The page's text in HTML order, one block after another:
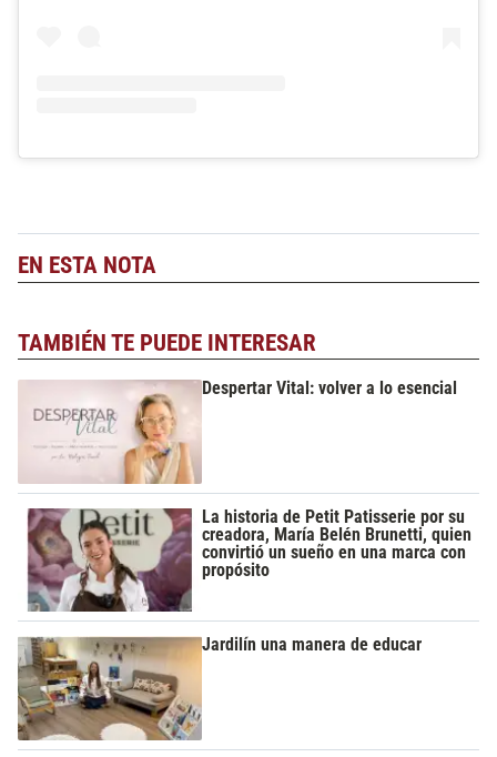
EN ESTA NOTA
TAMBIÉN TE PUEDE INTERESAR
Despertar Vital: volver a lo esencial
La historia de Petit Patisserie por su
creadora, María Belén Brunetti, quien
convirtió un sueño en una marca con
propósito
Jardilín una manera de educar